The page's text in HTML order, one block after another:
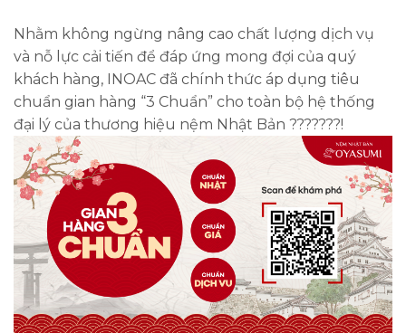
Nhằm không ngừng nâng cao chất lượng dịch vụ
và nỗ lực cải tiến để đáp ứng mong đợi của quý
khách hàng, INOAC đã chính thức áp dụng tiêu
chuẩn gian hàng “3 Chuẩn” cho toàn bộ hệ thống
đại lý của thương hiệu nệm Nhật Bản ???????!